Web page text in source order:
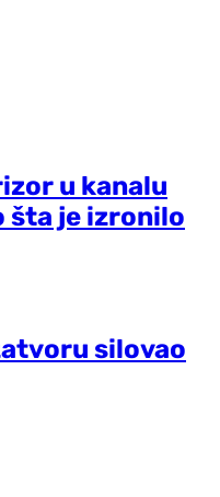
u kanalu
šta je izronilo
silovao